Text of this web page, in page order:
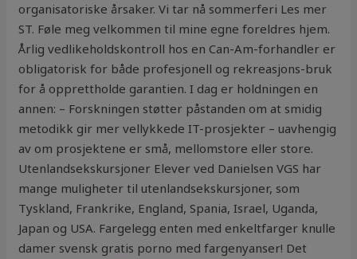
organisatoriske årsaker. Vi tar nå sommerferi Les mer
ST. Føle meg velkommen til mine egne foreldres hjem.
Årlig vedlikeholdskontroll hos en Can-Am-forhandler er
obligatorisk for både profesjonell og rekreasjons-bruk
for å opprettholde garantien. I dag er holdningen en
annen: – Forskningen støtter påstanden om at smidig
metodikk gir mer vellykkede IT-prosjekter – uavhengig
av om prosjektene er små, mellomstore eller store.
Utenlandsekskursjoner Elever ved Danielsen VGS har
mange muligheter til utenlandsekskursjoner, som
Tyskland, Frankrike, England, Spania, Israel, Uganda,
Japan og USA. Fargelegg enten med enkeltfarger knulle
damer svensk gratis porno med fargenyanser! Det